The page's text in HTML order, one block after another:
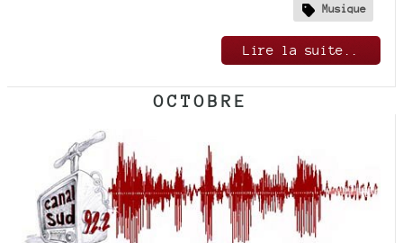
Musique
Lire la suite..
OCTOBRE